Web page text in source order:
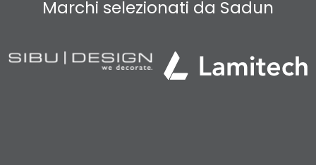
Marchi selezionati da Sadun